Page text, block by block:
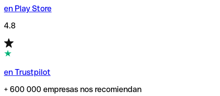
en Play Store
4.8
en Trustpilot
+ 600 000 empresas nos recomiendan